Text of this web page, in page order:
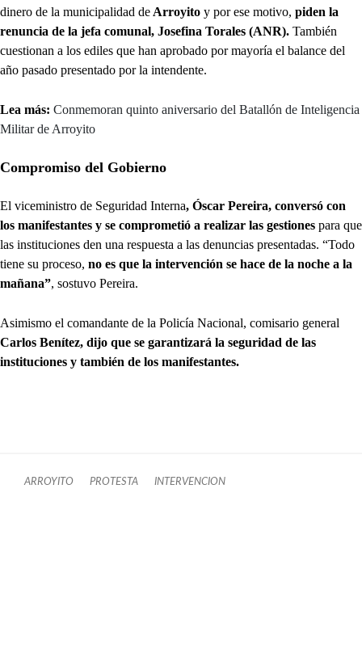
dinero de la municipalidad de Arroyito y por ese motivo, piden la
renuncia de la jefa comunal, Josefina Torales (ANR). También
cuestionan a los ediles que han aprobado por mayoría el balance del
año pasado presentado por la intendente.
Lea más: Conmemoran quinto aniversario del Batallón de Inteligencia
Militar de Arroyito
Compromiso del Gobierno
El viceministro de Seguridad Interna, Óscar Pereira, conversó con
los manifestantes y se comprometió a realizar las gestiones para que
las instituciones den una respuesta a las denuncias presentadas. “Todo
tiene su proceso, no es que la intervención se hace de la noche a la
mañana”, sostuvo Pereira.
Asimismo el comandante de la Policía Nacional, comisario general
Carlos Benítez, dijo que se garantizará la seguridad de las
instituciones y también de los manifestantes.
ARROYITO PROTESTA INTERVENCION